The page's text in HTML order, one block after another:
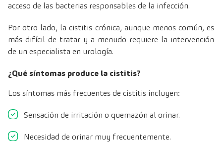
acceso de las bacterias responsables de la infección.
Por otro lado, la cistitis crónica, aunque menos común, es
más difícil de tratar y a menudo requiere la intervención
de un especialista en urología.
¿Qué síntomas produce la cistitis?
Los síntomas más frecuentes de cistitis incluyen:
Sensación de irritación o quemazón al orinar.
Necesidad de orinar muy frecuentemente.